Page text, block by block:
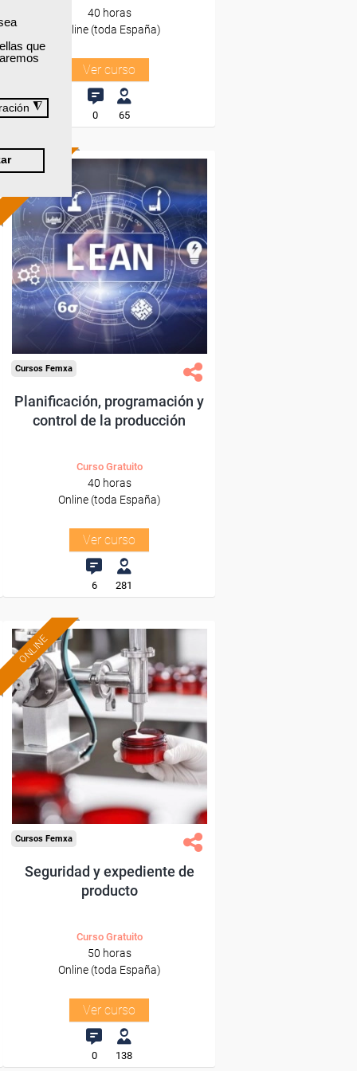
que
◮
40 horas
Online (toda España)
Ver curso
0 65
ONLINE
Formación 100%
subvencionada.
Para desempleados,
trabajadores y autónomos.
Sector
-Metal.
Cursos Femxa
Planificación, programación y
control de la producción
Curso Gratuito
40 horas
Online (toda España)
Ver curso
6 281
ONLINE
Formación 100%
subvencionada.
Para desempleados,
trabajadores y autónomos.
Sector
-Industria Química.
Cursos Femxa
Seguridad y expediente de
producto
Curso Gratuito
50 horas
Online (toda España)
Ver curso
0 138